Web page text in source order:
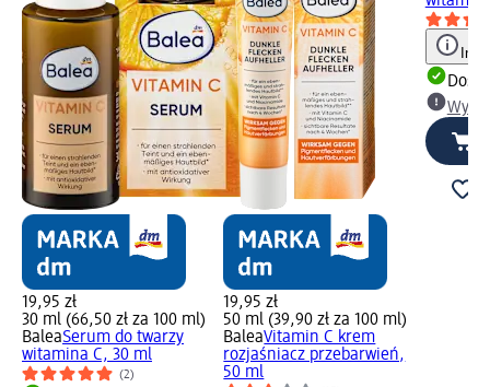
19,95 zł
30 ml (66,50 zł za 100 ml)
BaleaSerum do twarzy
witamina C, 30 ml
(2)
19,95 zł
50 ml (39,90 zł za 100 ml)
BaleaVitamin C krem
rozjaśniacz przebarwień,
50 ml